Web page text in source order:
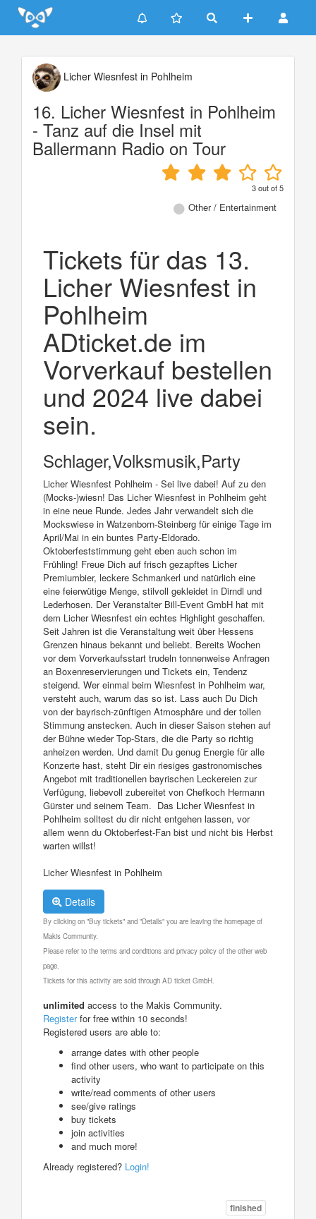
Update cookies preferences
Licher Wiesnfest in Pohlheim
16. Licher Wiesnfest in Pohlheim
- Tanz auf die Insel mit
Ballermann Radio on Tour
3out of5
Other / Entertainment
Tickets für das 13.
Licher Wiesnfest in
Pohlheim
ADticket.de im
Vorverkauf bestellen
und 2024 live dabei
sein.
Schlager,Volksmusik,Party
Licher Wiesnfest Pohlheim - Sei live dabei! Auf zu den
(Mocks-)wiesn! Das Licher Wiesnfest in Pohlheim geht
in eine neue Runde. Jedes Jahr verwandelt sich die
Mockswiese in Watzenborn-Steinberg für einige Tage im
April/Mai in ein buntes Party-Eldorado.
Oktoberfeststimmung geht eben auch schon im
Frühling! Freue Dich auf frisch gezapftes Licher
Premiumbier, leckere Schmankerl und natürlich eine
eine feierwütige Menge, stilvoll gekleidet in Dirndl und
Lederhosen. Der Veranstalter Bill-Event GmbH hat mit
dem Licher Wiesnfest ein echtes Highlight geschaffen.
Seit Jahren ist die Veranstaltung weit über Hessens
Grenzen hinaus bekannt und beliebt. Bereits Wochen
vor dem Vorverkaufsstart trudeln tonnenweise Anfragen
an Boxenreservierungen und Tickets ein, Tendenz
steigend. Wer einmal beim Wiesnfest in Pohlheim war,
versteht auch, warum das so ist. Lass auch Du Dich
von der bayrisch-zünftigen Atmosphäre und der tollen
Stimmung anstecken. Auch in dieser Saison stehen auf
der Bühne wieder Top-Stars, die die Party so richtig
anheizen werden. Und damit Du genug Energie für alle
Konzerte hast, steht Dir ein riesiges gastronomisches
Angebot mit traditionellen bayrischen Leckereien zur
Verfügung, liebevoll zubereitet von Chefkoch Hermann
Gürster und seinem Team. Das Licher Wiesnfest in
Pohlheim solltest du dir nicht entgehen lassen, vor
allem wenn du Oktoberfest-Fan bist und nicht bis Herbst
warten willst!
Licher Wiesnfest in Pohlheim
Details
By clicking on "Buy tickets" and "Details" you are leaving the homepage of
Makis Community.
Please refer to the terms and conditions and privacy policy of the other web
page.
Tickets for this activity are sold through AD ticket GmbH.
unlimited access to the Makis Community.
Registerfor free within 10 seconds!
Registered users are able to:
arrange dates with other people
find other users, who want to participate on this
activity
write/read comments of other users
see/give ratings
buy tickets
join activities
and much more!
Already registered? Login!
finished